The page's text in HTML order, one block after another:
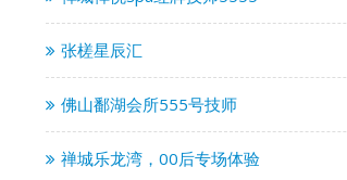
张槎星辰汇
佛山鄱湖会所555号技师
禅城乐龙湾，00后专场体验